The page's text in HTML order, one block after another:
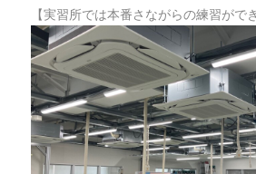
【実習所では本番さながらの練習がで